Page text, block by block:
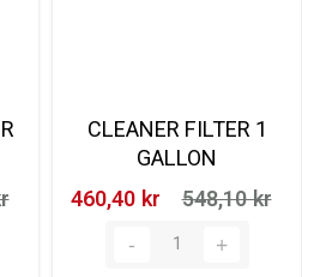
CLEANER FILTER 1
GALLON
460,40 kr‎
548,10 kr‎